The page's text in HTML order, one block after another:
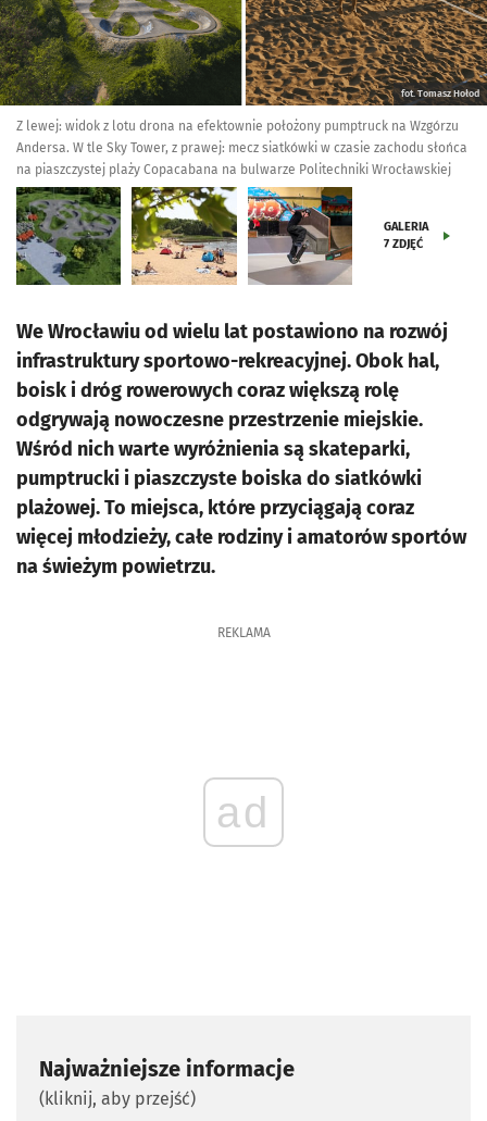
fot. Tomasz Hołod
Z lewej: widok z lotu drona na efektownie położony pumptruck na Wzgórzu
Andersa. W tle Sky Tower, z prawej: mecz siatkówki w czasie zachodu słońca
na piaszczystej plaży Copacabana na bulwarze Politechniki Wrocławskiej
GALERIA
7 ZDJĘĆ
We Wrocławiu od wielu lat postawiono na rozwój
infrastruktury sportowo-rekreacyjnej. Obok hal,
boisk i dróg rowerowych coraz większą rolę
odgrywają nowoczesne przestrzenie miejskie.
Wśród nich warte wyróżnienia są skateparki,
pumptrucki i piaszczyste boiska do siatkówki
plażowej. To miejsca, które przyciągają coraz
więcej młodzieży, całe rodziny i amatorów sportów
na świeżym powietrzu.
REKLAMA
ad
Najważniejsze informacje
(kliknij, aby przejść)